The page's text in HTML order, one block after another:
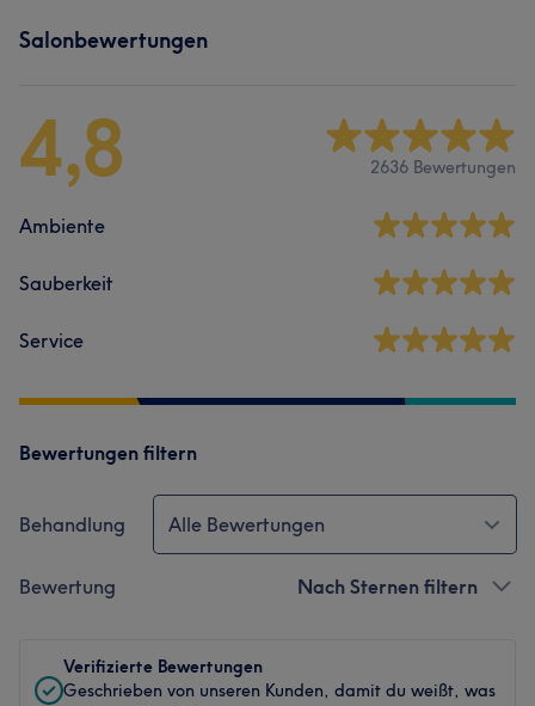
Salonbewertungen
4,8 2636 Bewertungen
Ambiente
Sauberkeit
Service
Bewertungen filtern
Behandlung Alle Bewertungen
Bewertung Nach Sternen filtern
Verifizierte Bewertungen
Geschrieben von unseren Kunden, damit du weißt, was